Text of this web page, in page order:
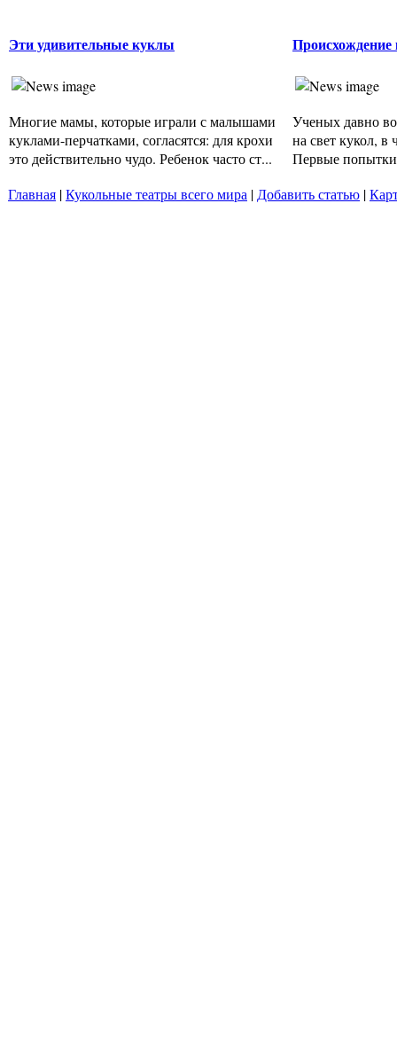
Эти удивительные куклы
Многие мамы, которые играли с малышами
куклами-перчатками, согласятся: для крохи
это действительно чудо. Ребенок часто ст...
Происхождение
Ученых давно
на свет кукол, в
Первые
Главная |Кукольные театры всего мира | Добавить статью |